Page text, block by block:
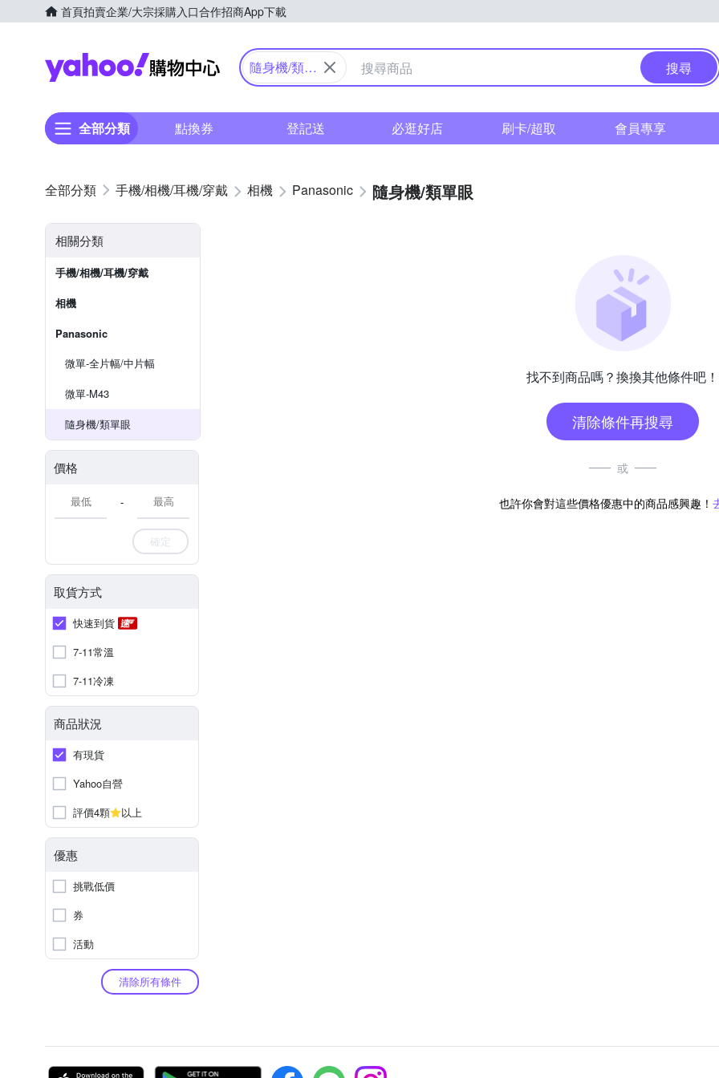
首頁拍賣企業/大宗採購入口合作招商App下載
Yahoo購物中心
隨身機/類單
搜尋
全部分類 點換券 登記送 必逛好店 刷卡/超取 會員專享
手機/相機/耳機/穿戴 相機 Panasonic 隨身機/類單眼
相關分類
手機/相機/耳機/穿戴
相機
Panasonic
微單-全片幅/中片幅
微單-M43
隨身機/類單眼
價格
-
確定
取貨方式
快速到貨
7-11常溫
7-11冷凍
商品狀況
有現貨
Yahoo自營
評價4顆
以上
優惠
挑戰低價
券
活動
清除所有條件
找不到商品嗎？換換其他條件吧！
清除條件再搜尋
或
也許你會對這些價格優惠中的商品感興趣！